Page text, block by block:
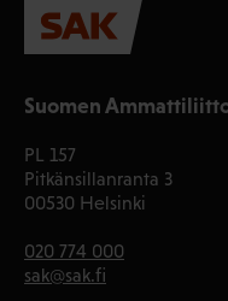
Suomen
PL 157
Pitkänsillanranta 3
00530 Helsinki
020 774 000
sak@sak.fi